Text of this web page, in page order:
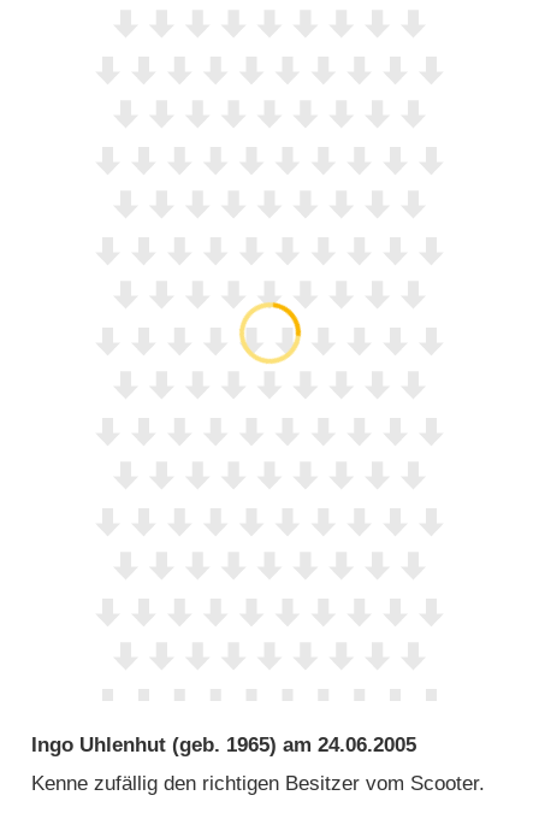
Ingo Uhlenhut (geb. 1965) am24.06.2005
Kenne zufällig den richtigen Besitzer vom Scooter.